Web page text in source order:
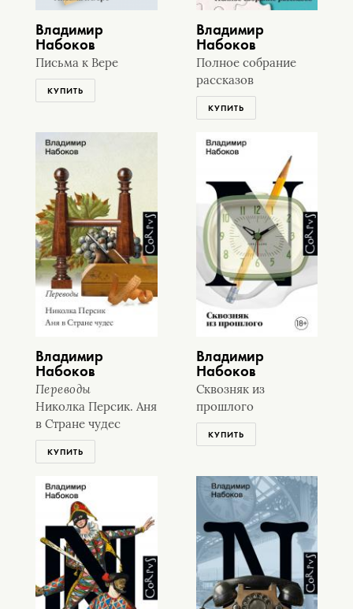
Владимир
Набоков
Письма к Вере
КУПИТЬ
Владимир
Набоков
Полное собрание
рассказов
КУПИТЬ
Владимир
Набоков
Переводы
Николка Персик. Аня
в Стране чудес
КУПИТЬ
Владимир
Набоков
Сквозняк из
прошлого
КУПИТЬ